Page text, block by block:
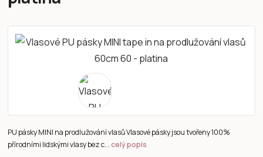
PU pásky MINI na prodlužování vlasů Vlasové pásky jsou tvořeny 100%
přírodními lidskými vlasy bez c...celý popis